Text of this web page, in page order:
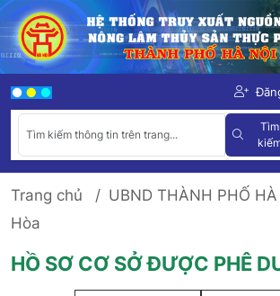
Tìm
Trang chủ UBND THÀNH PHỐ HÀ
Hòa
HỒ SƠ CƠ SỞ ĐƯỢC PHÊ